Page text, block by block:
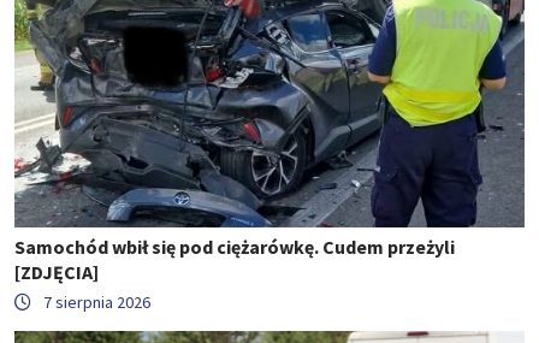
Samochód wbił się pod ciężarówkę. Cudem przeżyli
[ZDJĘCIA]
7 sierpnia 2026